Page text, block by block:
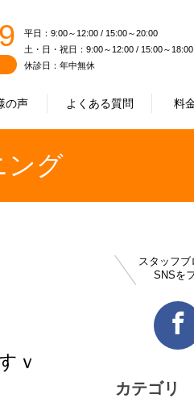
の声 よくある質問 料
平日：9:00～12:00 / 15:00～20:00
土・日・祝日：9:00～12:00 / 15:00～18:00
休診日：年中無休
ング
ｖ
スタッフブ
SNSを
カテゴリ